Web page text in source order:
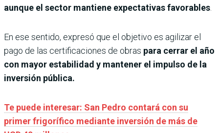
aunque el sector mantiene expectativas favorables.
En ese sentido, expresó que el objetivo es agilizar el
pago de las certificaciones de obras para cerrar el año
con mayor estabilidad y mantener el impulso de la
inversión pública.
Te puede interesar: San Pedro contará con su
primer frigorífico mediante inversión de más de